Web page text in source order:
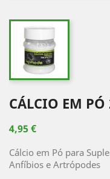
CÁLCIO EM PÓ
4,95 €
Cálcio em Pó para
Anfíbios e Artrópodes